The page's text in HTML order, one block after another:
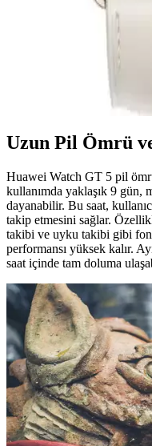
Huawei Watch Fit 2
Akıllı Saat Sizin İçin
Huawei Watch Fit 2 ve
yapmanıza yardımcı oluyor.
Uzun Pil Ömrü
Huawei Watch GT 5 pil
kullanımda yaklaşık 9 gün,
dayanabilir. Bu saat,
takip etmesini sağlar.
takibi ve uyku takibi gibi
performansı yüksek kalır.
saat içinde tam doluma